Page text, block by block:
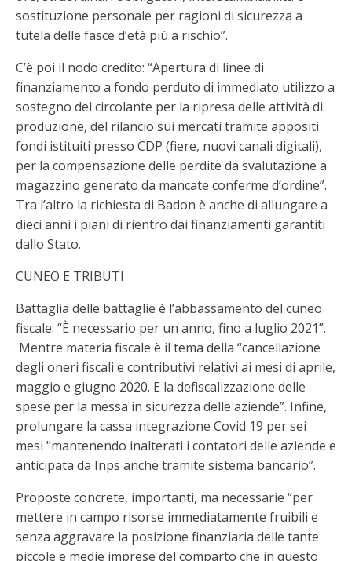
sostituzione personale per ragioni di sicurezza a
tutela delle fasce d’età più a rischio”.
C’è poi il nodo credito: “Apertura di linee di
finanziamento a fondo perduto di immediato utilizzo a
sostegno del circolante per la ripresa delle attività di
produzione, del rilancio sui mercati tramite appositi
fondi istituiti presso CDP (fiere, nuovi canali digitali),
per la compensazione delle perdite da svalutazione a
magazzino generato da mancate conferme d’ordine”.
Tra l’altro la richiesta di Badon è anche di allungare a
dieci anni i piani di rientro dai finanziamenti garantiti
dallo Stato.
CUNEO E TRIBUTI
Battaglia delle battaglie è l’abbassamento del cuneo
fiscale: “È necessario per un anno, fino a luglio 2021”.
Mentre materia fiscale è il tema della “cancellazione
degli oneri fiscali e contributivi relativi ai mesi di aprile,
maggio e giugno 2020. E la defiscalizzazione delle
spese per la messa in sicurezza delle aziende”. Infine,
prolungare la cassa integrazione Covid 19 per sei
mesi "mantenendo inalterati i contatori delle aziende e
anticipata da Inps anche tramite sistema bancario”.
Proposte concrete, importanti, ma necessarie “per
mettere in campo risorse immediatamente fruibili e
senza aggravare la posizione finanziaria delle tante
piccole e medie imprese del comparto che in questo